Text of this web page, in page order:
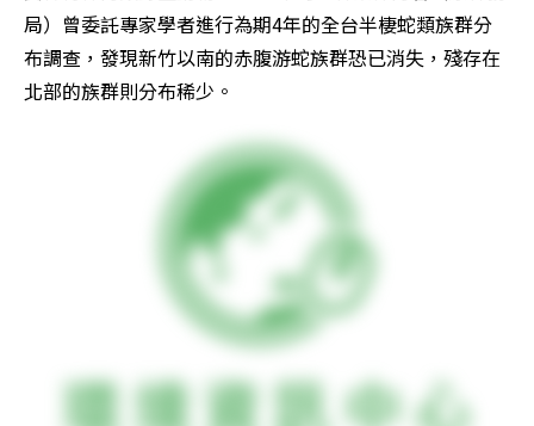
局）曾委託專家學者進行為期4年的全台半棲蛇類族群分
布調查，發現新竹以南的赤腹游蛇族群恐已消失，殘存在
北部的族群則分布稀少。